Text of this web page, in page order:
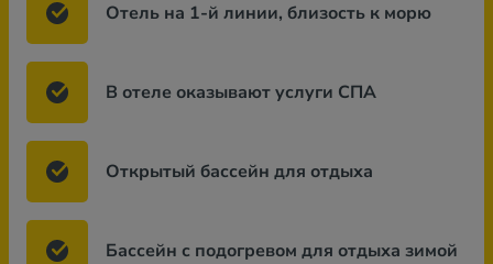
Отель на 1-й линии, близость к морю
В отеле оказывают услуги СПА
Открытый бассейн для отдыха
Бассейн с подогревом для отдыха зимой